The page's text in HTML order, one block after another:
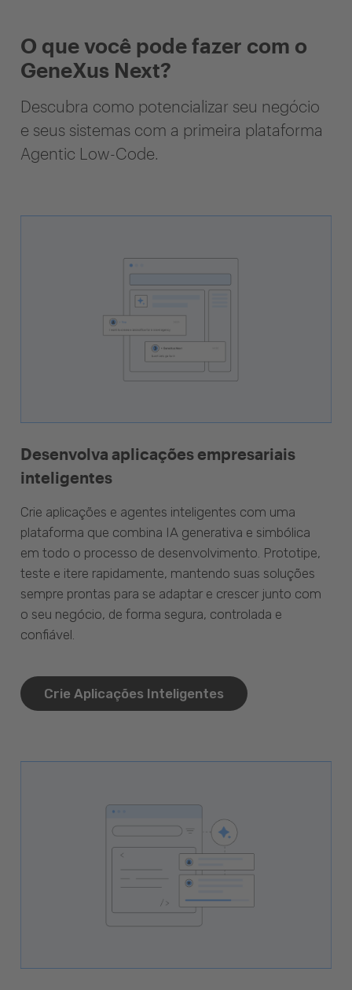
O que você pode fazer com o
GeneXus Next?
Descubra como potencializar seu negócio
e seus sistemas com a primeira plataforma
Agentic Low-Code.
Desenvolva aplicações empresariais
inteligentes
Crie aplicações e agentes inteligentes com uma
plataforma que combina IA generativa e simbólica
em todo o processo de desenvolvimento. Prototipe,
teste e itere rapidamente, mantendo suas soluções
sempre prontas para se adaptar e crescer junto com
o seu negócio, de forma segura, controlada e
confiável.
Crie Aplicações Inteligentes